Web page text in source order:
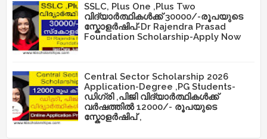
SSLC, Plus One ,Plus Two
വിദ്യാർത്ഥികൾക്ക് 30000/-രൂപയുടെ
സ്കോളർഷിപ്-Dr Rajendra Prasad
Foundation Scholarship-Apply Now
Central Sector Scholarship 2026
Application-Degree ,PG Students-
ഡിഗ്രി ,പിജി വിദ്യാർത്ഥികൾക്ക്
വർഷത്തിൽ 12000/- രൂപയുടെ
സ്കോളർഷിപ് ,